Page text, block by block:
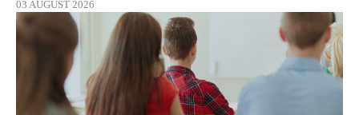
03 AUGUST 2026